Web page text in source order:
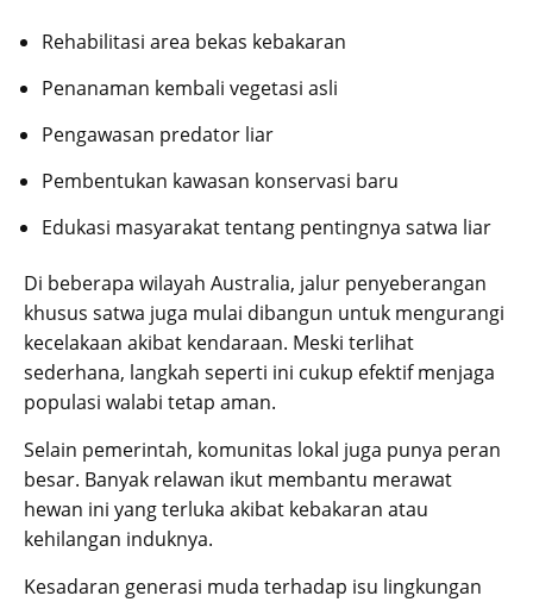
Rehabilitasi area bekas kebakaran
Penanaman kembali vegetasi asli
Pengawasan predator liar
Pembentukan kawasan konservasi baru
Edukasi masyarakat tentang pentingnya satwa liar
Di beberapa wilayah Australia, jalur penyeberangan
khusus satwa juga mulai dibangun untuk mengurangi
kecelakaan akibat kendaraan. Meski terlihat
sederhana, langkah seperti ini cukup efektif menjaga
populasi walabi tetap aman.
Selain pemerintah, komunitas lokal juga punya peran
besar. Banyak relawan ikut membantu merawat
hewan ini yang terluka akibat kebakaran atau
kehilangan induknya.
Kesadaran generasi muda terhadap isu lingkungan